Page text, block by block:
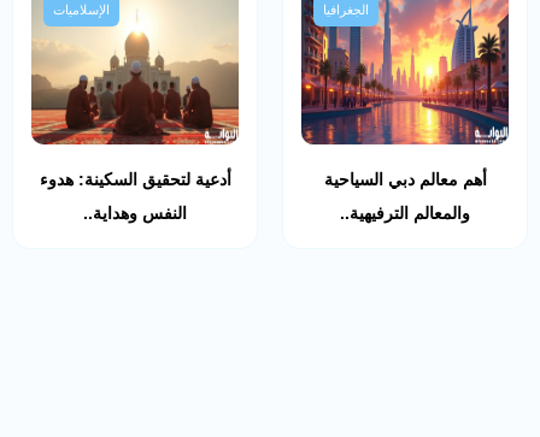
الجغرافيا
أهم معالم دبي السياحية
والمعالم الترفيهية..
الإسلاميات
أدعية لتحقيق السكينة: هدوء
النفس وهداية..